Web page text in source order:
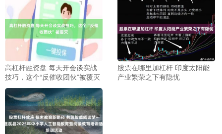
高杠杆融资盘 每天开会谈实战
技巧，这个“反催收团伙”被覆灭
股票在哪里加杠杆 印度太阳能
产业繁荣之下有隐忧